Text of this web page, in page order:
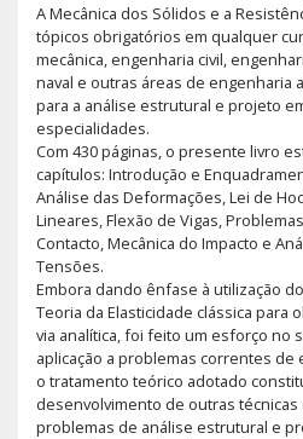
A Mecânica dos Sólidos e a
tópicos obrigatórios em qualquer
mecânica, engenharia civil,
naval e outras áreas de engenharia
para a análise estrutural e projeto
especialidades.
Com 430 páginas, o presente livro
capítulos: Introdução e
Análise das Deformações, Lei de
Lineares, Flexão de Vigas,
Contacto, Mecânica do Impacto e
Tensões.
Embora dando ênfase à utilização
Teoria da Elasticidade clássica para
via analítica, foi feito um esforço no
aplicação a problemas correntes de
o tratamento teórico adotado
desenvolvimento de outras
problemas de análise estrutural e